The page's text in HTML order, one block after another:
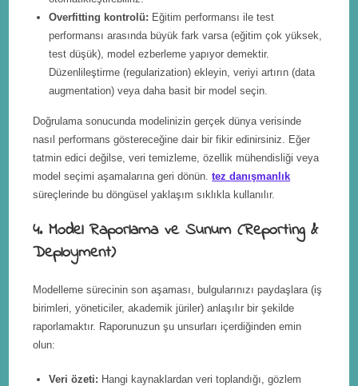
Overfitting kontrolü: Eğitim performansı ile test
performansı arasında büyük fark varsa (eğitim çok yüksek,
test düşük), model ezberleme yapıyor demektir.
Düzenlileştirme (regularization) ekleyin, veriyi artırın (data
augmentation) veya daha basit bir model seçin.
Doğrulama sonucunda modelinizin gerçek dünya verisinde
nasıl performans göstereceğine dair bir fikir edinirsiniz. Eğer
tatmin edici değilse, veri temizleme, özellik mühendisliği veya
model seçimi aşamalarına geri dönün.tez danışmanlık
süreçlerinde bu döngüsel yaklaşım sıklıkla kullanılır.
4. Model Raporlama ve Sunum (Reporting &
Deployment)
Modelleme sürecinin son aşaması, bulgularınızı paydaşlara (iş
birimleri, yöneticiler, akademik jüriler) anlaşılır bir şekilde
raporlamaktır. Raporunuzun şu unsurları içerdiğinden emin
olun:
Veri özeti: Hangi kaynaklardan veri toplandığı, gözlem